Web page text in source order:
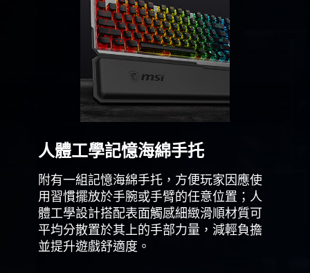
人體工學記憶海綿手托
附有一組記憶海綿手托，方便玩家因應使
用習慣擺放於手腕或手臂的任意位置；人
體工學設計搭配表面觸感細緻滑順材質可
平均分散置於其上的手部力量，減輕負擔
並提升遊戲舒適度。